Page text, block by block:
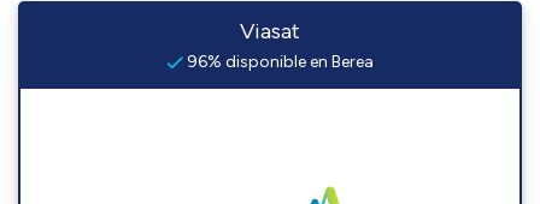
Viasat
96% disponible en Berea